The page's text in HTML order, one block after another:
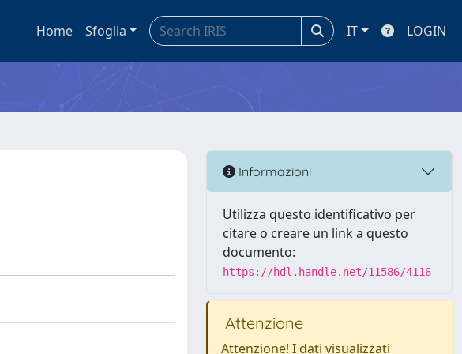
Home Sfoglia IT LOGIN
Informazioni
Utilizza questo identificativo per
citare o creare un link a questo
documento:
https://hdl.handle.net/11586/4116
Attenzione
Attenzione! I dati visualizzati